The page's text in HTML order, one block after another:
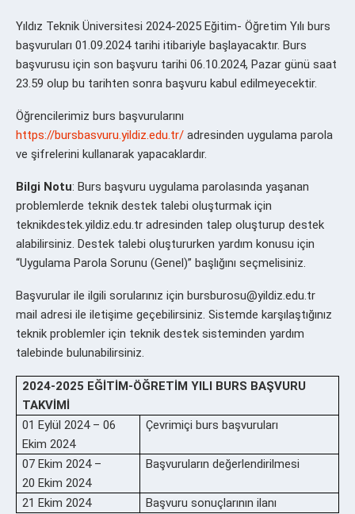
Yıldız Teknik Üniversitesi 2024-2025 Eğitim- Öğretim Yılı burs
başvuruları 01.09.2024 tarihi itibariyle başlayacaktır. Burs
başvurusu için son başvuru tarihi 06.10.2024, Pazar günü saat
23.59 olup bu tarihten sonra başvuru kabul edilmeyecektir.
Öğrencilerimiz burs başvurularını
https://bursbasvuru.yildiz.edu.tr/ adresinden uygulama parola
ve şifrelerini kullanarak yapacaklardır.
Bilgi Notu: Burs başvuru uygulama parolasında yaşanan
problemlerde teknik destek talebi oluşturmak için
teknikdestek.yildiz.edu.tr adresinden talep oluşturup destek
alabilirsiniz. Destek talebi oluştururken yardım konusu için
“Uygulama Parola Sorunu (Genel)” başlığını seçmelisiniz.
Başvurular ile ilgili sorularınız için bursburosu@yildiz.edu.tr
mail adresi ile iletişime geçebilirsiniz. Sistemde karşılaştığınız
teknik problemler için teknik destek sisteminden yardım
talebinde bulunabilirsiniz.
2024-2025 EĞİTİM-ÖĞRETİM YILI BURS BAŞVURU
TAKVİMİ
01 Eylül 2024 – 06
Ekim 2024
Çevrimiçi burs başvuruları
07 Ekim 2024 –
20 Ekim 2024
Başvuruların değerlendirilmesi
21 Ekim 2024
Başvuru sonuçlarının ilanı